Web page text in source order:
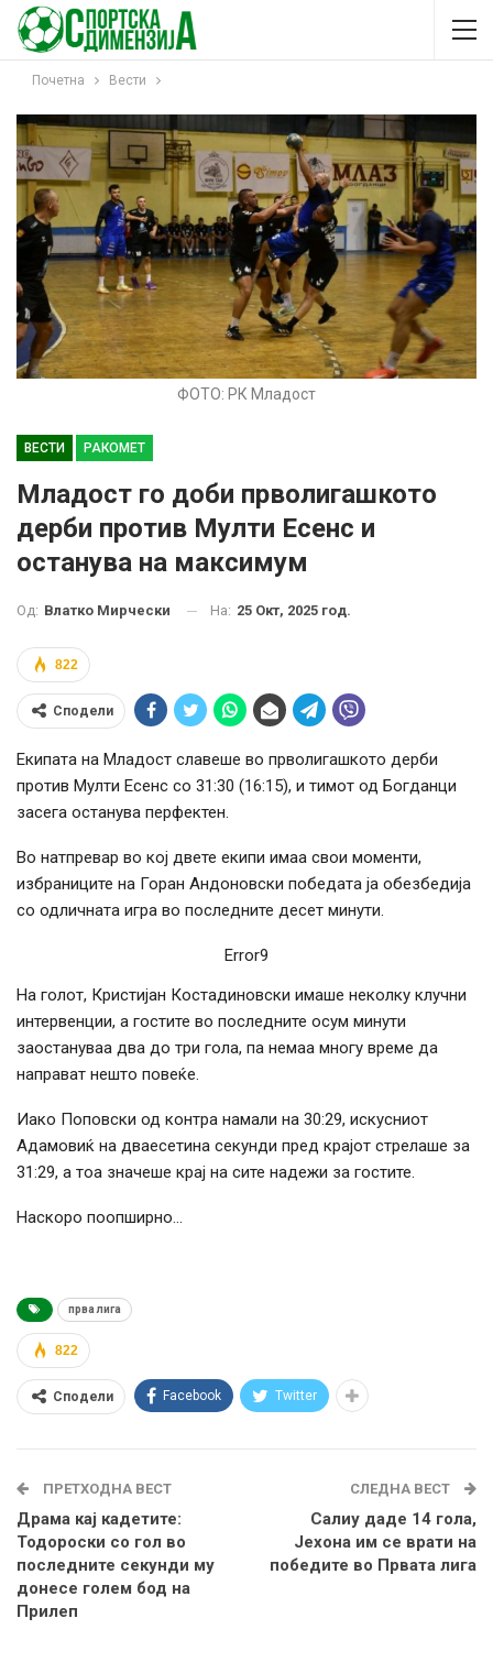
Почетна Вести
ФОТО: РК Младост
ВЕСТИ РАКОМЕТ
Младост го доби прволигашкото
дерби против Мулти Есенс и
останува на максимум
Од: Влатко Мирчески На: 25 Окт, 2025 год.
822
Сподели
Екипата на Младост славеше во прволигашкото дерби
против Мулти Есенс со 31:30 (16:15), и тимот од Богданци
засега останува перфектен.
Во натпревар во кој двете екипи имаа свои моменти,
избраниците на Горан Андоновски победата ја обезбедија
со одличната игра во последните десет минути.
Error9
На голот, Кристијан Костадиновски имаше неколку клучни
интервенции, а гостите во последните осум минути
заостануваа два до три гола, па немаа многу време да
направат нешто повеќе.
Иако Поповски од контра намали на 30:29, искусниот
Адамовиќ на дваесетина секунди пред крајот стрелаше за
31:29, а тоа значеше крај на сите надежи за гостите.
Наскоро поопширно…
прва лига
822
Сподели Facebook Twitter
ПРЕТХОДНА ВЕСТ
Драма кај кадетите:
Тодороски со гол во
последните секунди му
донесе голем бод на
Прилеп
СЛЕДНА ВЕСТ
Салиу даде 14 гола,
Јехона им се врати на
победите во Првата лига